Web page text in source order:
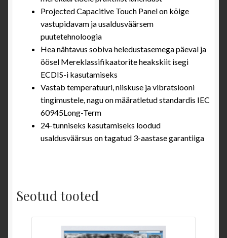
Projected Capacitive Touch Panel on kõige
vastupidavam ja usaldusväärsem
puutetehnoloogia
Hea nähtavus sobiva heledustasemega päeval ja
öösel Mereklassifikaatorite heakskiit isegi
ECDIS-i kasutamiseks
Vastab temperatuuri, niiskuse ja vibratsiooni
tingimustele, nagu on määratletud standardis IEC
60945Long-Term
24-tunniseks kasutamiseks loodud
usaldusväärsus on tagatud 3-aastase garantiiga
Seotud tooted